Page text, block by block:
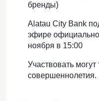
бренды)
Alatau City Bank
эфире
ноября в 15:00
Участвовать
совершеннолетия.